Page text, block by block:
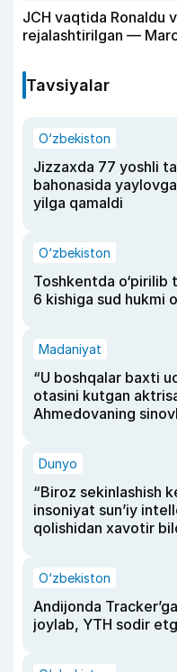
JCH vaqtida Ronaldu
rejalashtirilgan —
Tavsiyalar
O‘zbekiston
Jizzaxda 77 yoshli
bahonasida
yilga qamaldi
O‘zbekiston
Toshkentda o‘pirilib
6 kishiga sud hukmi
Madaniyat
“U boshqalar baxti
otasini kutgan
Ahmedovaning
Dunyo
“Biroz sekinlashish
insoniyat sun’iy
qolishidan xavotir
O‘zbekiston
Andijonda
joylab, YTH sodir